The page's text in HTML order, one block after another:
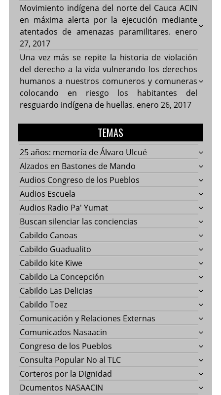
Movimiento indígena del norte del Cauca ACIN
en máxima alerta por la ejecución mediante
atentados de amenazas paramilitares. enero
27, 2017
Una vez más se repite la historia de violación
del derecho a la vida vulnerando los derechos
humanos a nuestros comuneros y comuneras
colocando en riesgo los habitantes del
resguardo indígena de huellas. enero 26, 2017
TEMAS
25 años: memoría de Álvaro Ulcué
Alzados en Bastones de Mando
Audios Congreso de los Pueblos
Audios Escuela
Audios Radio Pa' Yumat
Buscan silenciar las conciencias
Cabildo Canoas
Cabildo Guadualito
Cabildo kite Kiwe
Cabildo La Concepción
Cabildo Las Delicias
Cabildo Toez
Comunicación y Relaciones Externas
Comunicados Nasaacin
Congreso de los Pueblos
Consulta Popular No al TLC
Corteros por la Dignidad
Dcumentos NASAACIN